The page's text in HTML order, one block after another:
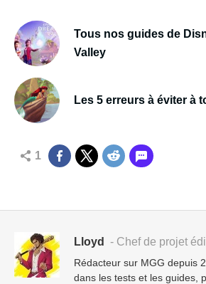
Tous nos guides de
Valley
Les 5 erreurs à éviter à
1
Lloyd - Chef de projet
Rédacteur sur MGG depuis
dans les tests et les guides,